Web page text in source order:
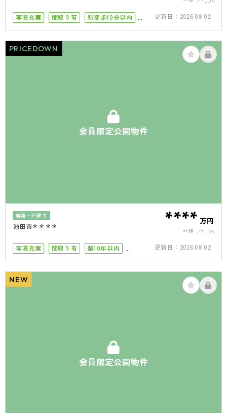
写真充実 間取り有
駅徒歩10分以内
更新日： 2026.08.02
会員限定公開物件
PRICEDOWN
新築一戸建て
池田市＊＊＊＊ **** 万円
**坪 *LDK
写真充実 間取り有
築10年以内
更新日： 2026.08.02
会員限定公開物件
NEW